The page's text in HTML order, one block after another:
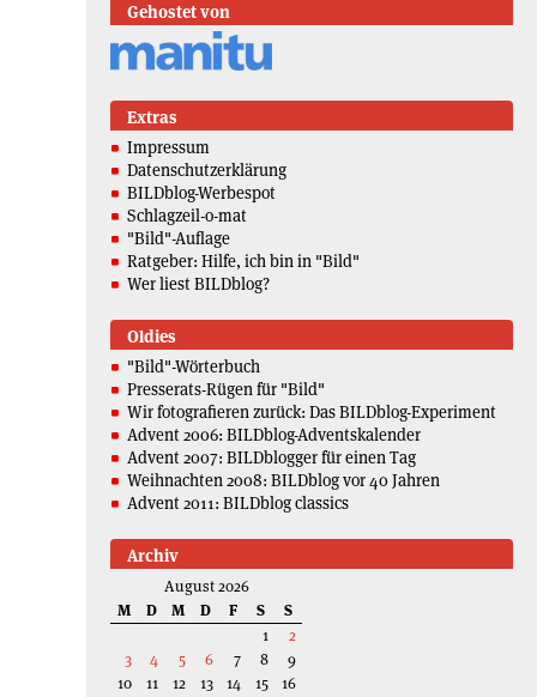
Gehostet von
Extras
Impressum
Datenschutzerklärung
BILDblog-Werbespot
Schlagzeil-o-mat
"Bild"-Auflage
Ratgeber: Hilfe, ich bin in "Bild"
Wer liest BILDblog?
Oldies
"Bild"-Wörterbuch
Presserats-Rügen für "Bild"
Wir fotografieren zurück: Das BILDblog-Experiment
Advent 2006: BILDblog-Adventskalender
Advent 2007: BILDblogger für einen Tag
Weihnachten 2008: BILDblog vor 40 Jahren
Advent 2011: BILDblog classics
Archiv
August 2026
M
D M D F S
S
1
2
3
4 5 6 7 8
9
10
11 12 13 14 15
16